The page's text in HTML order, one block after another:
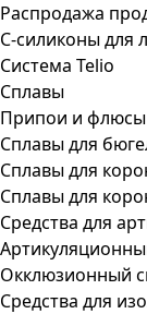
Распродажа
С-силиконы для
Система Telio
Сплавы
Припои и флюсы
Сплавы для
Сплавы для
Сплавы для
Средства для
Окклюзионный
Средства для